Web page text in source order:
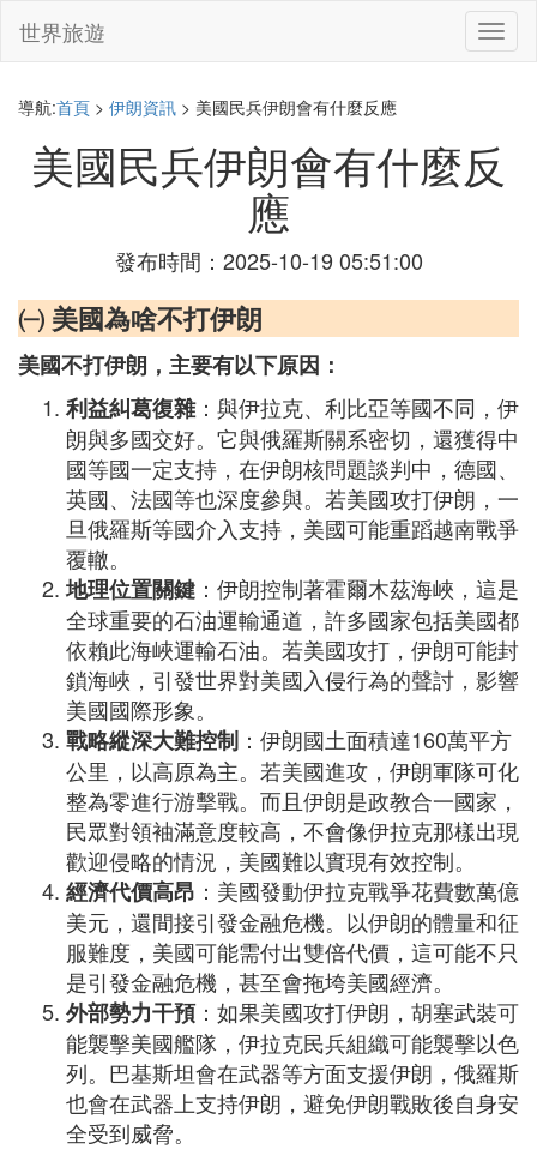
切
換
世界旅遊
導航:首頁 > 伊朗資訊 > 美國民兵伊朗會有什麼反應
美國民兵伊朗會有什麼反
應
發布時間：2025-10-19 05:51:00
㈠ 美國為啥不打伊朗
美國不打伊朗，主要有以下原因：
利益糾葛復雜：與伊拉克、利比亞等國不同，伊
朗與多國交好。它與俄羅斯關系密切，還獲得中
國等國一定支持，在伊朗核問題談判中，德國、
英國、法國等也深度參與。若美國攻打伊朗，一
旦俄羅斯等國介入支持，美國可能重蹈越南戰爭
覆轍。
地理位置關鍵 ：伊朗控制著霍爾木茲海峽，這是
全球重要的石油運輸通道，許多國家包括美國都
依賴此海峽運輸石油。若美國攻打，伊朗可能封
鎖海峽，引發世界對美國入侵行為的聲討，影響
美國國際形象。
戰略縱深大難控制 ：伊朗國土面積達160萬平方
公里，以高原為主。若美國進攻，伊朗軍隊可化
整為零進行游擊戰。而且伊朗是政教合一國家，
民眾對領袖滿意度較高，不會像伊拉克那樣出現
歡迎侵略的情況，美國難以實現有效控制。
經濟代價高昂 ：美國發動伊拉克戰爭花費數萬億
美元，還間接引發金融危機。以伊朗的體量和征
服難度，美國可能需付出雙倍代價，這可能不只
是引發金融危機，甚至會拖垮美國經濟。
外部勢力干預：如果美國攻打伊朗，胡塞武裝可
能襲擊美國艦隊，伊拉克民兵組織可能襲擊以色
列。巴基斯坦會在武器等方面支援伊朗，俄羅斯
也會在武器上支持伊朗，避免伊朗戰敗後自身安
全受到威脅。